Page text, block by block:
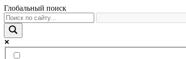
Глобальный поиск